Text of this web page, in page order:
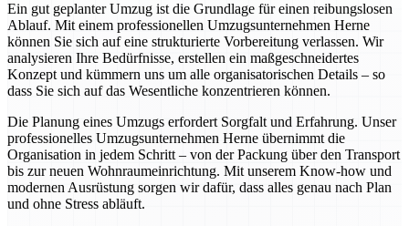
Ein gut geplanter Umzug ist die Grundlage für einen reibungslosen
Ablauf. Mit einem professionellen Umzugsunternehmen Herne
können Sie sich auf eine strukturierte Vorbereitung verlassen. Wir
analysieren Ihre Bedürfnisse, erstellen ein maßgeschneidertes
Konzept und kümmern uns um alle organisatorischen Details – so
dass Sie sich auf das Wesentliche konzentrieren können.
Die Planung eines Umzugs erfordert Sorgfalt und Erfahrung. Unser
professionelles Umzugsunternehmen Herne übernimmt die
Organisation in jedem Schritt – von der Packung über den Transport
bis zur neuen Wohnraumeinrichtung. Mit unserem Know-how und
modernen Ausrüstung sorgen wir dafür, dass alles genau nach Plan
und ohne Stress abläuft.